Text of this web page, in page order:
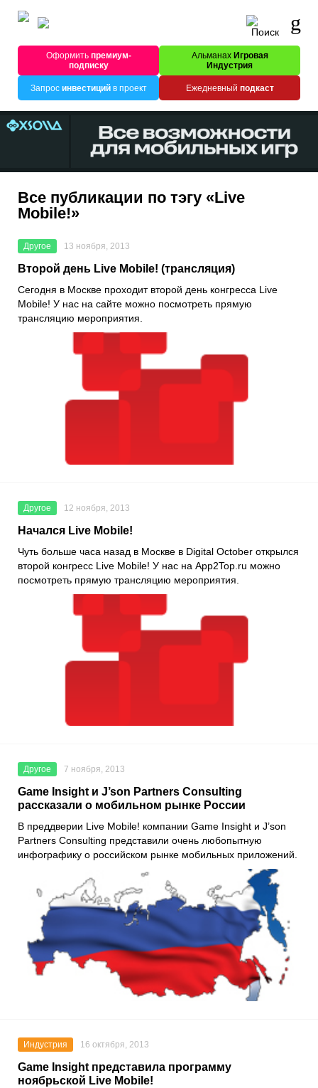
Оформитьпремиум-
подписку
Альманах Игровая
Индустрия
Запрос инвестицийв проект Ежедневный подкаст
Все публикации по тэгу «Live
Mobile!»
Другое 13 ноября, 2013
Второй день Live Mobile! (трансляция)
Сегодня в Москве проходит второй день конгресса Live
Mobile! У нас на сайте можно посмотреть прямую
трансляцию мероприятия.
Другое 12 ноября, 2013
Начался Live Mobile!
Чуть больше часа назад в Москве в Digital October открылся
второй конгресс Live Mobile! У нас на App2Top.ru можно
посмотреть прямую трансляцию мероприятия.
Другое 7 ноября, 2013
Game Insight и J’son Partners Consulting
рассказали о мобильном рынке России
В преддверии Live Mobile! компании Game Insight и J’son
Partners Consulting представили очень любопытную
инфографику о российском рынке мобильных приложений.
Индустрия 16 октября, 2013
Game Insight представила программу
ноябрьской Live Mobile!